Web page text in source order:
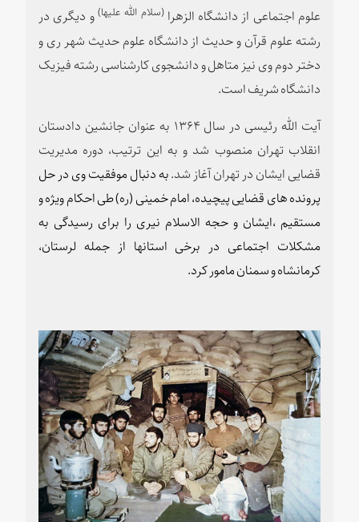
علوم اجتماعی از دانشگاه الزهرا(سلام الله علیها)و دیگری در
رشته علوم قرآن و حدیث از دانشگاه علوم حدیث شهر ری و
دختر دوم وی نیز متاهل و دانشجوی کارشناسی رشته فیزیک
دانشگاه شریف است.
آیت الله رئیسی در سال ۱۳۶۴ به عنوان جانشین دادستان
انقلاب تهران منصوب شد و به این ترتیب، دوره مدیریت
قضایی ایشان در تهران آغاز شد.به دنبال موفقیت وی در حل
پرونده های قضایی پیچیده، امام خمینی (ره) طی احکام ویژه و
مستقیم ،‌ایشان و حجه الاسلام نیری را برای رسیدگی به
مشکلات اجتماعی در برخی استانها از جمله لرستان،
کرمانشاه و سمنان مامور کرد.